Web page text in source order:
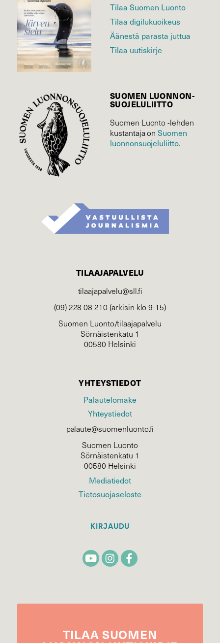
Tilaa Suomen Luonto
Tilaa digilukuoikeus
Äänestä parasta juttua
Tilaa uutiskirje
SUOMEN LUONNON­
SUOJELU­LIITTO
Suomen Luonto -lehden
kustantaja onSuomen
luonnonsuojelu­liitto.
TILAAJAPALVELU
tilaajapalvelu@sll.fi
(09) 228 08 210 (arkisin klo 9-15)
Suomen Luonto/tilaajapalvelu
Sörnäistenkatu 1
00580 Helsinki
YHTEYSTIEDOT
Palautelomake
Yhteystiedot
palaute@suomenluonto.fi
Suomen Luonto
Sörnäistenkatu 1
00580 Helsinki
Mediatiedot
Tietosuojaseloste
KIRJAUDU
TILAA SUOMEN